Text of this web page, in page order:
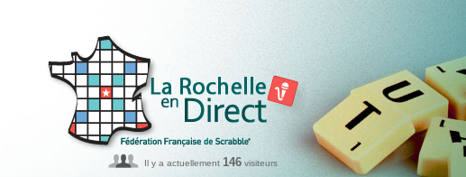
Il y a actuellement 146 visiteurs